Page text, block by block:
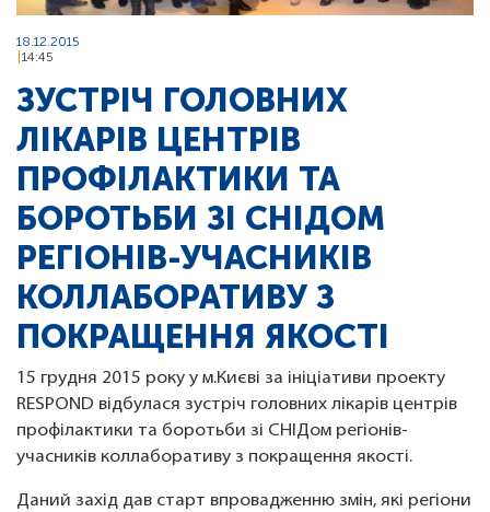
18.12.2015
14:45
ЗУСТРІЧ ГОЛОВНИХ
ЛІКАРІВ ЦЕНТРІВ
ПРОФІЛАКТИКИ ТА
БОРОТЬБИ ЗІ СНІДОМ
РЕГІОНІВ-УЧАСНИКІВ
КОЛЛАБОРАТИВУ З
ПОКРАЩЕННЯ ЯКОСТІ
15 грудня 2015 року у м.Києві за ініціативи проекту
RESPOND відбулася зустріч головних лікарів центрів
профілактики та боротьби зі СНІДом регіонів-
учасників коллаборативу з покращення якості.
Даний захід дав старт впровадженню змін, які регіони